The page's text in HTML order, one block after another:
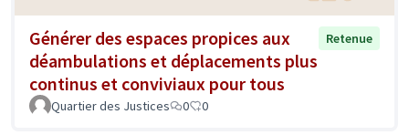
Générer des espaces propices aux
déambulations et déplacements plus
continus et conviviaux pour tous
Retenue
Quartier des Justices 0 0